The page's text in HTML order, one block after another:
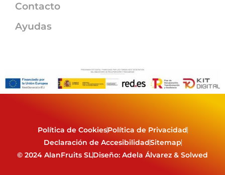
Contacto
Ayudas
Política de CookiesPolítica de Privacidad
Declaración de AccesibilidadSitemap
© 2024 AlanFruits SLDiseño: Adela Álvarez & Solwed